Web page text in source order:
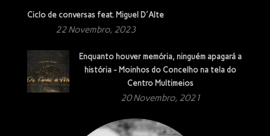
Ciclo de conversas feat. Miguel D´Alte
22 Novembro, 2023
Enquanto houver memória, ninguém apagará a
história - Moinhos do Concelho na tela do
Centro Multimeios
20 Novembro, 2021